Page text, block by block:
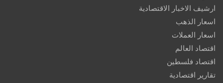
ارشيف الاخبار الاقتصادية
اسعار الذهب
اسعار العملات
اقتصاد العالم
اقتصاد فلسطين
تقارير اقتصادية